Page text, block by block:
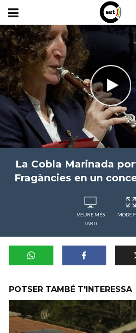
La Cobla Marinada
Fragàncies en un
VEURE MÉS
TARD
MODE
POTSER TAMBÉ T'INTERESSA